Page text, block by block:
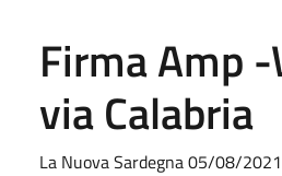
Firma Amp
via Calabria
La Nuova Sardegna 05/08/2021